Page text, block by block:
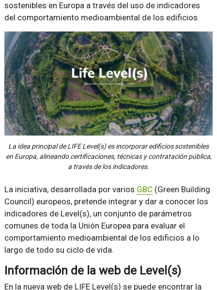
sostenibles en Europa a través del uso de indicadores
del comportamiento medioambiental de los edificios.
La idea principal de LIFE Level(s) es incorporar edificios sostenibles
en Europa, alineando certificaciones, técnicas y contratación pública,
a través de los indicadores.
La iniciativa, desarrollada por varios GBC(Green Building
Council) europeos, pretende integrar y dar a conocer los
indicadores de Level(s), un conjunto de parámetros
comunes de toda la Unión Europea para evaluar el
comportamiento medioambiental de los edificios a lo
largo de todo su ciclo de vida.
Información de la web de Level(s)
En la nueva web de LIFE Level(s) se puede encontrar la